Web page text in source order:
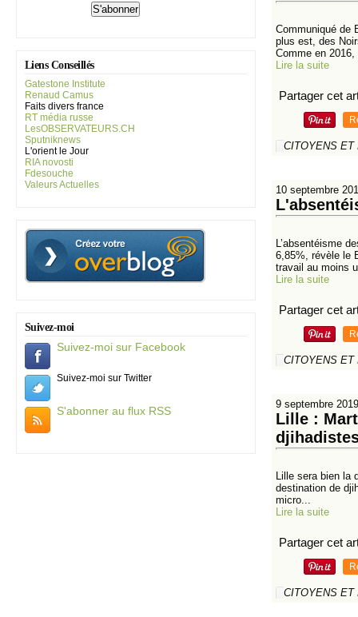
Liens Conseillés
Gatestone Institute
Renaud Camus
Faits divers france
RT média russe
LesOBSERVATEURS.CH
Sputniknews
L'orient le Jour
RIA novosti
Fdesouche
Valeurs Actuelles
Suivez-moi
Suivez-moi sur Facebook
Suivez-moi sur Twitter
S'abonner au flux RSS
Communiqué de
plus est, des
Comme en 2016,
Lire la suite
Partager cet
CITOYENS ET
10 septembre
L’absentéisme
6,85%, révèle le
travail au moins
Lire la suite
Partager cet
CITOYENS ET
9 septembre 2019
Lille :
Lille sera bien la
destination de
micro...
Lire la suite
Partager cet
CITOYENS ET